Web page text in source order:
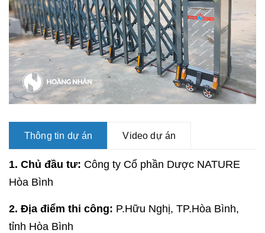
Thông tin dự án Video dự án
1. Chủ đầu tư: Công ty Cổ phần Dược NATURE
Hòa Bình
2. Địa điểm thi công: P.Hữu Nghị, TP.Hòa Bình,
tỉnh Hòa Bình